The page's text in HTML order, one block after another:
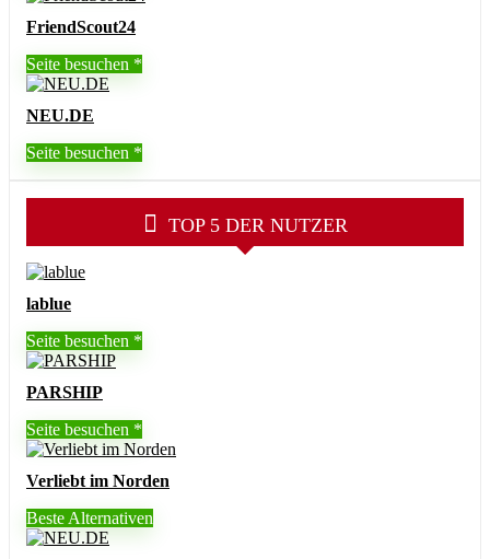
FriendScout24
Seite besuchen
NEU.DE
Seite besuchen
TOP 5 DER NUTZER
lablue
Seite besuchen
PARSHIP
Seite besuchen
Verliebt im Norden
Beste Alternativen